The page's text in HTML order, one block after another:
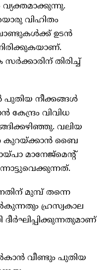
വ്യക്തമാക്കുന്നു.
വിഹിതം
ഉടന്‍
തിരിച്ച്
പുതിയ നീക്കങ്ങള്‍
കേന്ദ്രം വിവിധ
വലിയ
കുറയ്ക്കാന്‍ ബൈ
മാനേജ്‌മെന്റ്
മുമ്പ് തന്നെ
ഹ്രസ്വകാല
വീണ്ടും പുതിയ